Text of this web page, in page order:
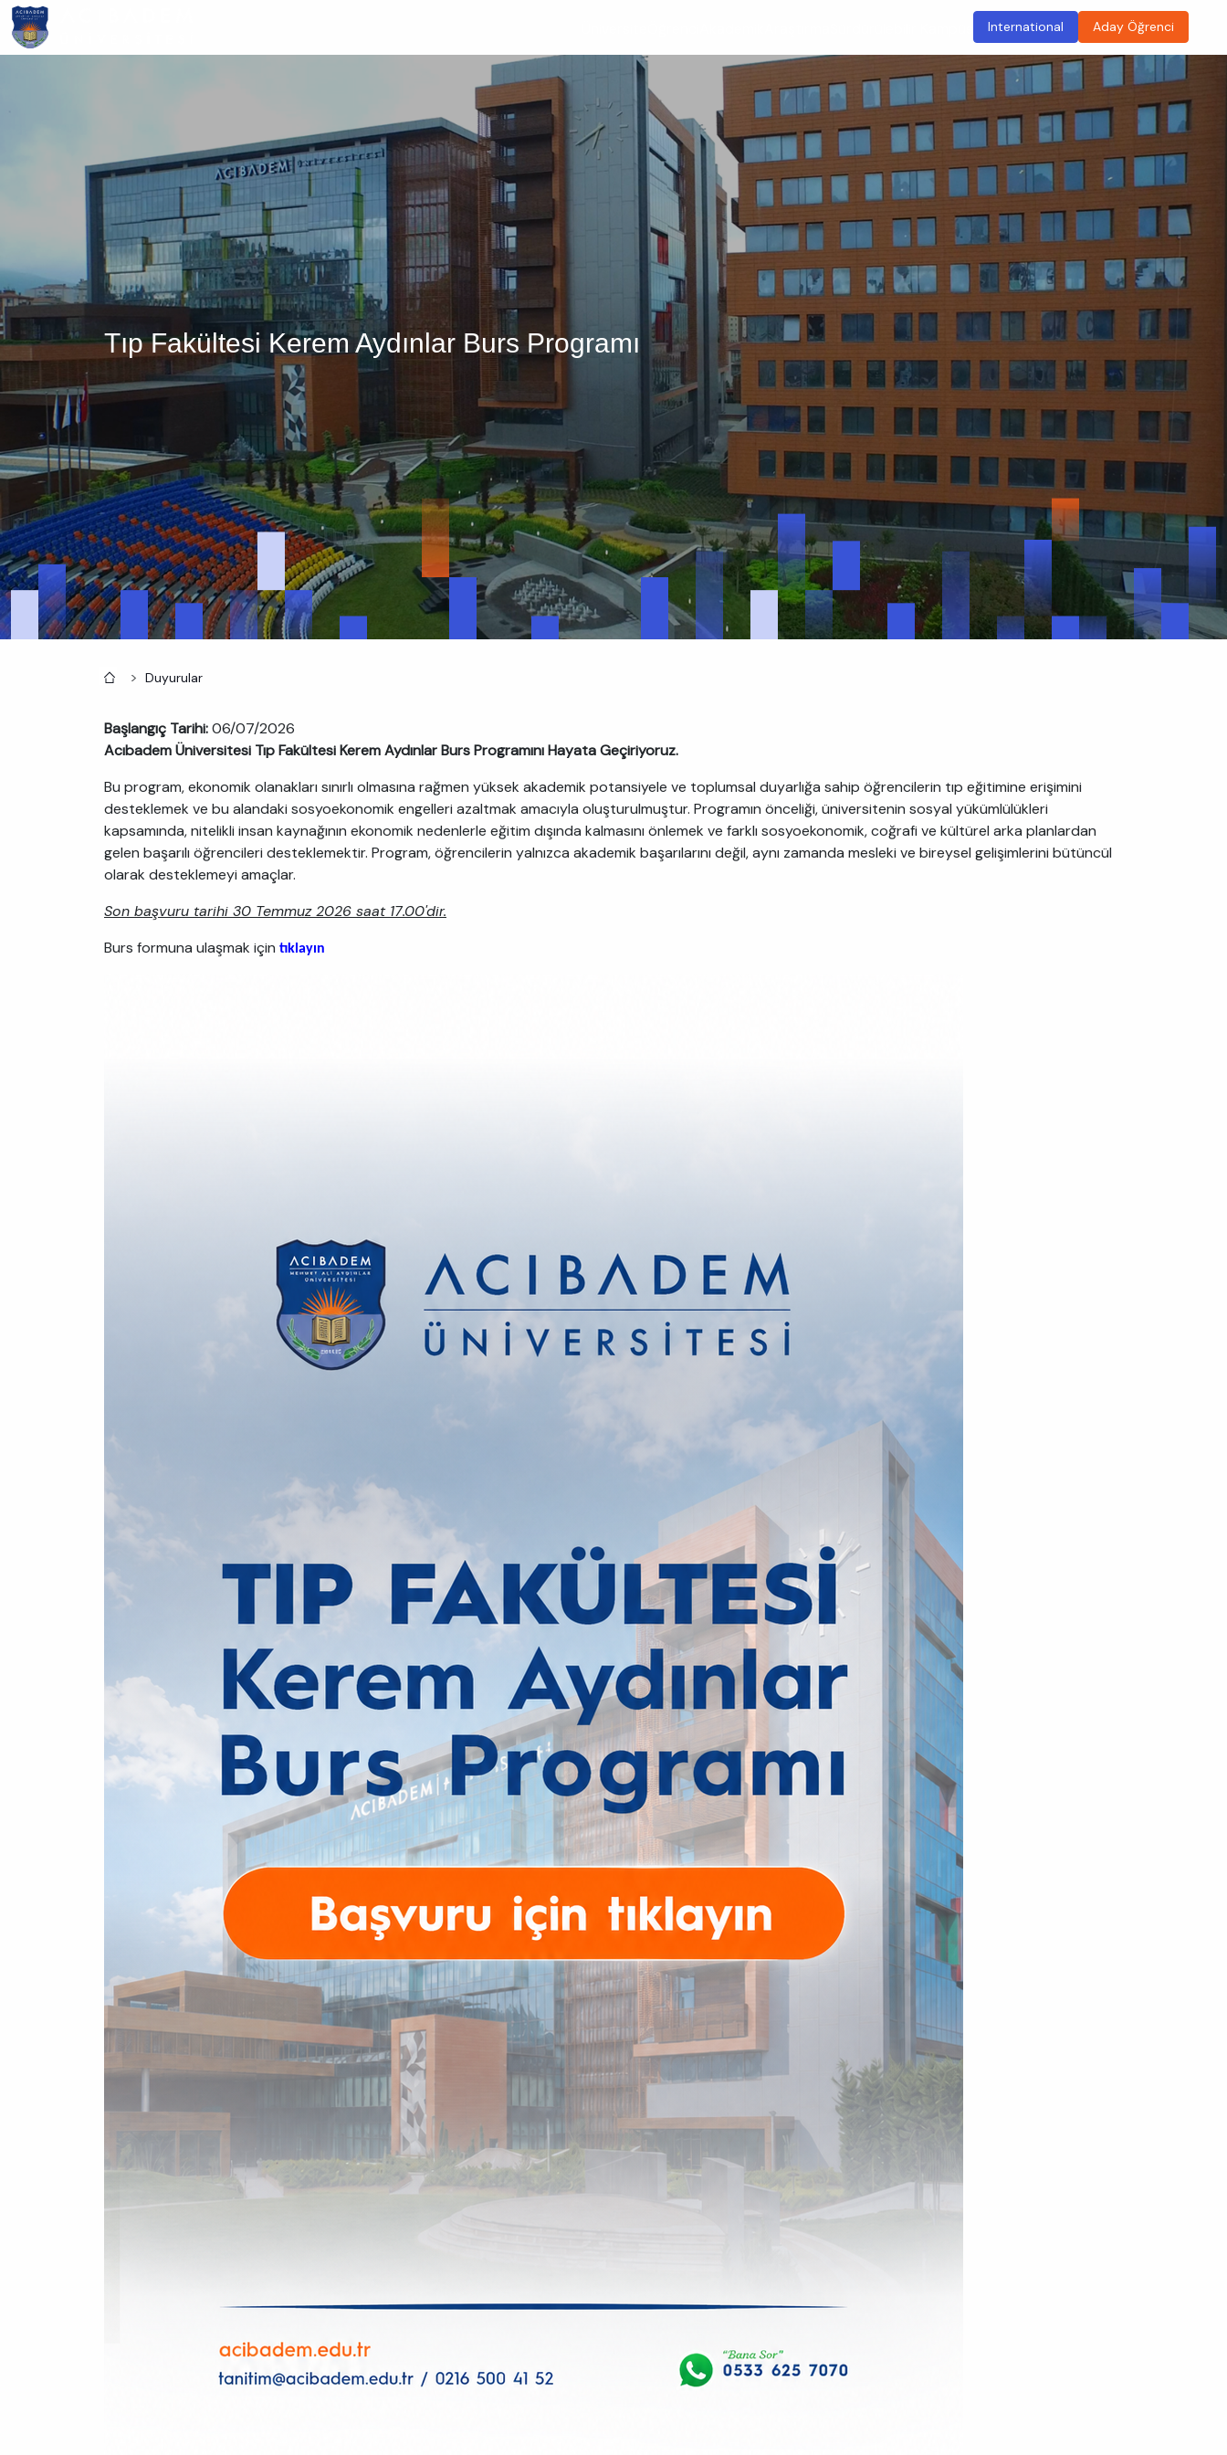
Ana
içeriğe
atla
International Aday Öğrenci
Tıp Fakültesi Kerem Aydınlar Burs Programı
AnasayfaDuyurular
Başlangıç Tarihi:06/07/2026
Acıbadem Üniversitesi Tıp Fakültesi Kerem Aydınlar Burs Programını Hayata Geçiriyoruz.
Bu program, ekonomik olanakları sınırlı olmasına rağmen yüksek akademik potansiyele ve toplumsal duyarlığa sahip öğrencilerin tıp eğitimine erişimini
desteklemek ve bu alandaki sosyoekonomik engelleri azaltmak amacıyla oluşturulmuştur. Programın önceliği, üniversitenin sosyal yükümlülükleri
kapsamında, nitelikli insan kaynağının ekonomik nedenlerle eğitim dışında kalmasını önlemek ve farklı sosyoekonomik, coğrafi ve kültürel arka planlardan
gelen başarılı öğrencileri desteklemektir. Program, öğrencilerin yalnızca akademik başarılarını değil, aynı zamanda mesleki ve bireysel gelişimlerini bütüncül
olarak desteklemeyi amaçlar.
Son başvuru tarihi 30 Temmuz 2026 saat 17.00'dir.
Burs formuna ulaşmak için tıklayın